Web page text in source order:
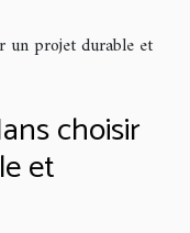
un projet durable et
choisir
et